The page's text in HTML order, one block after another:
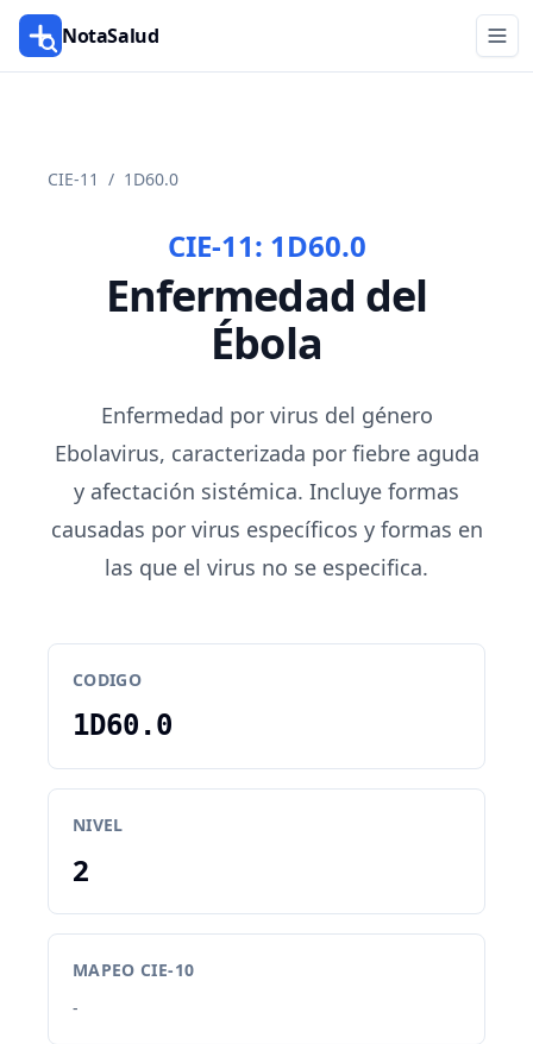
NotaSalud
CIE-11 / 1D60.0
CIE-11: 1D60.0
Enfermedad del
Ébola
Enfermedad por virus del género
Ebolavirus, caracterizada por fiebre aguda
y afectación sistémica. Incluye formas
causadas por virus específicos y formas en
las que el virus no se especifica.
CODIGO
1D60.0
NIVEL
2
MAPEO CIE-10
-